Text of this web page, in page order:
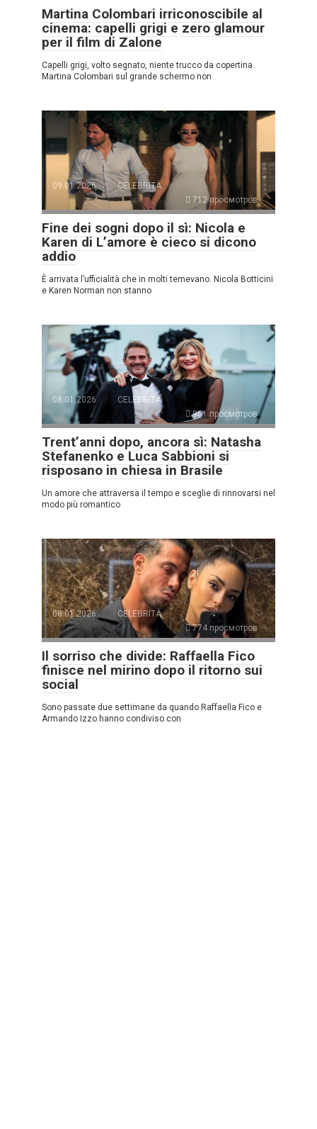
Martina Colombari irriconoscibile al
cinema: capelli grigi e zero glamour
per il film di Zalone
Capelli grigi, volto segnato, niente trucco da copertina.
Martina Colombari sul grande schermo non
09.01.2026
CELEBRITÀ
712 просмотров
Fine dei sogni dopo il sì: Nicola e
Karen di L’amore è cieco si dicono
addio
È arrivata l’ufficialità che in molti temevano. Nicola Botticini
e Karen Norman non stanno
08.01.2026
CELEBRITÀ
961 просмотров
Trent’anni dopo, ancora sì: Natasha
Stefanenko e Luca Sabbioni si
risposano in chiesa in Brasile
Un amore che attraversa il tempo e sceglie di rinnovarsi nel
modo più romantico
08.01.2026
CELEBRITÀ
774 просмотров
Il sorriso che divide: Raffaella Fico
finisce nel mirino dopo il ritorno sui
social
Sono passate due settimane da quando Raffaella Fico e
Armando Izzo hanno condiviso con